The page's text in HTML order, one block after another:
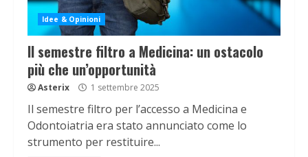
Idee & Opinioni
Il semestre filtro a Medicina: un ostacolo
più che un’opportunità
Asterix 1 settembre 2025
Il semestre filtro per l’accesso a Medicina e
Odontoiatria era stato annunciato come lo
strumento per restituire...